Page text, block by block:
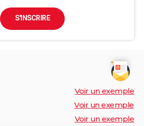
S'INSCRIRE
Voir un exemple
Voir un exemple
Voir un exemple